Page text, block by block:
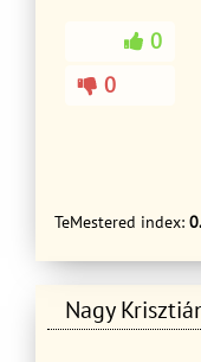
0
0
TeMestered index:
Nagy